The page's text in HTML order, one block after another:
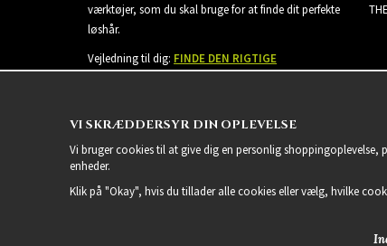
værktøjer, som du skal bruge for at finde dit perfekte
løshår.
Vejledning til dig: FINDE DEN RIGTIGE
VI SKRÆDDERSYR DIN OPLEVELSE
Vi bruger cookies til at give dig en personlig
enheder.
Klik på "Okay", hvis du tillader alle cookies eller vælg, hvilke